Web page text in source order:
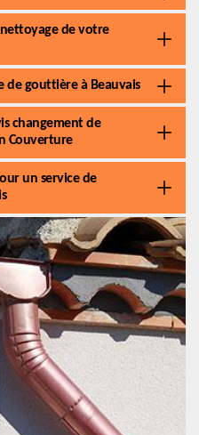
nettoyage de votre
de gouttière à Beauvais
changement de
Couverture
un service de